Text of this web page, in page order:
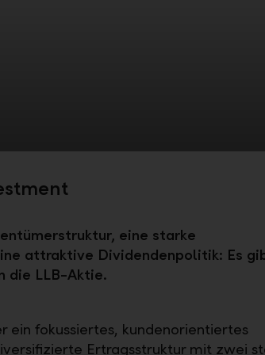
eine starke
attraktive Dividendenpolitik: Es
die LLB-Aktie.
ein fokussiertes, kundenorientiertes
Ertragsstruktur mit zwei